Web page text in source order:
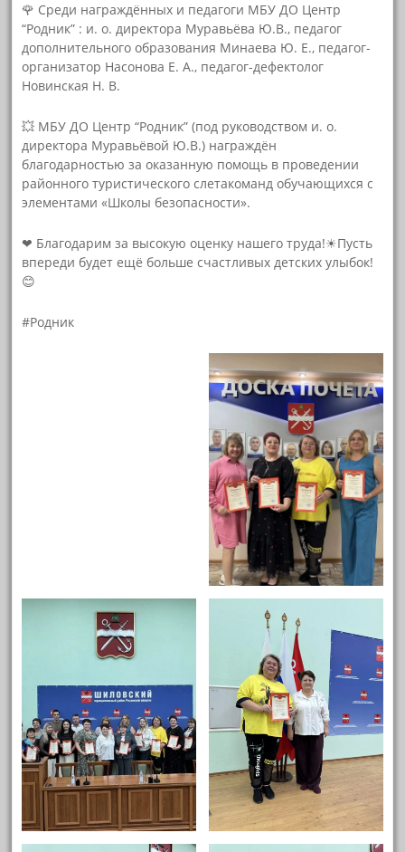
🌹 Среди награждённых и педагоги МБУ ДО Центр
“Родник” : и. о. директора Муравьёва Ю.В., педагог
дополнительного образования Минаева Ю. Е., педагог-
организатор Насонова Е. А., педагог-дефектолог
Новинская Н. В.
💥 МБУ ДО Центр “Родник” (под руководством и. о.
директора Муравьёвой Ю.В.) награждён
благодарностью за оказанную помощь в проведении
районного туристического слетакоманд обучающихся с
элементами «Школы безопасности».
❤ Благодарим за высокую оценку нашего труда!☀Пусть
впереди будет ещё больше счастливых детских улыбок!
😊
#Родник